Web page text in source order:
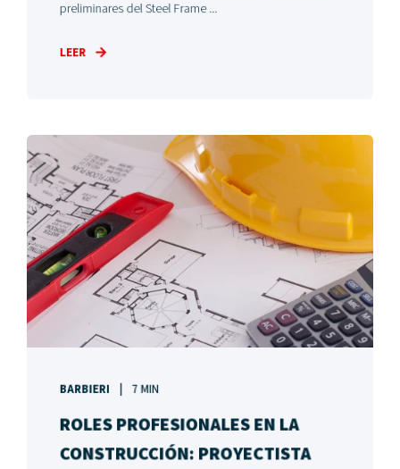
preliminares del Steel Frame ...
LEER
BARBIERI 7 MIN
ROLES PROFESIONALES EN LA
CONSTRUCCIÓN: PROYECTISTA